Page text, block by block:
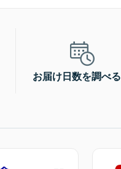
お届け日数を調べる